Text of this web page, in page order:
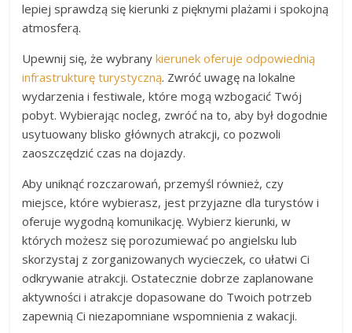
lepiej sprawdzą się kierunki z pięknymi plażami i spokojną
atmosferą.
Upewnij się, że wybranykierunek oferuje odpowiednią
infrastrukturę turystyczną. Zwróć uwagę na lokalne
wydarzenia i festiwale, które mogą wzbogacić Twój
pobyt. Wybierając nocleg, zwróć na to, aby był dogodnie
usytuowany blisko głównych atrakcji, co pozwoli
zaoszczędzić czas na dojazdy.
Aby uniknąć rozczarowań, przemyśl również, czy
miejsce, które wybierasz, jest przyjazne dla turystów i
oferuje wygodną komunikację. Wybierz kierunki, w
których możesz się porozumiewać po angielsku lub
skorzystaj z zorganizowanych wycieczek, co ułatwi Ci
odkrywanie atrakcji. Ostatecznie dobrze zaplanowane
aktywności i atrakcje dopasowane do Twoich potrzeb
zapewnią Ci niezapomniane wspomnienia z wakacji.